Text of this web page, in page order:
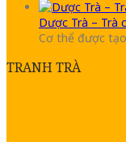
Dược Trà – Trà
Cơ thể được
TRANH TRÀ